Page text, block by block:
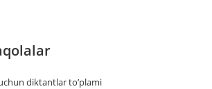
diktantlar to’plami